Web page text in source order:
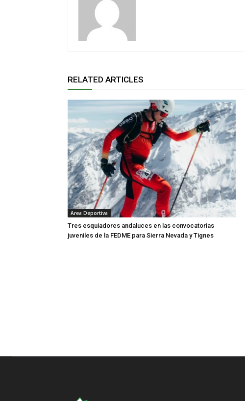
RELATED ARTICLES
Area Deportiva
Tres esquiadores andaluces en las convocatorias
juveniles de la FEDME para Sierra Nevada y Tignes